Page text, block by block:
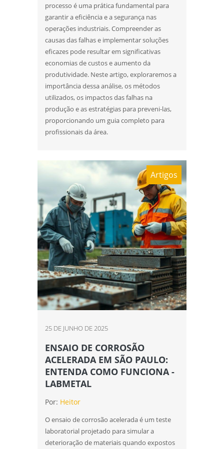
processo é uma prática fundamental para
garantir a eficiência e a segurança nas
operações industriais. Compreender as
causas das falhas e implementar soluções
eficazes pode resultar em significativas
economias de custos e aumento da
produtividade. Neste artigo, exploraremos a
importância dessa análise, os métodos
utilizados, os impactos das falhas na
produção e as estratégias para preveni-las,
proporcionando um guia completo para
profissionais da área.
Artigos
25 DE JUNHO DE 2025
ENSAIO DE CORROSÃO
ACELERADA EM SÃO PAULO:
ENTENDA COMO FUNCIONA -
LABMETAL
Por: Heitor
O ensaio de corrosão acelerada é um teste
laboratorial projetado para simular a
deterioração de materiais quando expostos